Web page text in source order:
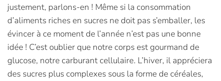
justement, parlons-en ! Même si la consommation
d’aliments riches en sucres ne doit pas s’emballer, les
évincer à ce moment de l’année n’est pas une bonne
idée ! C’est oublier que notre corps est gourmand de
glucose, notre carburant cellulaire. L’hiver, il appréciera
des sucres plus complexes sous la forme de céréales,